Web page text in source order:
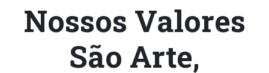
Nossos Valores
São Arte,